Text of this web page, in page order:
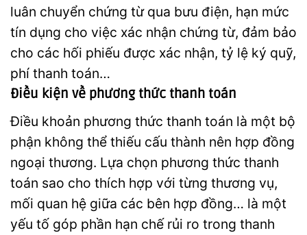
luân chuyển chứng từ qua bưu điện, hạn mức
tín dụng cho việc xác nhận chứng từ, đảm bảo
cho các hối phiếu được xác nhận, tỷ lệ ký quỹ,
phí thanh toán…
Điều kiện về phương thức thanh toán
Điều khoản phương thức thanh toán là một bộ
phận không thể thiếu cấu thành nên hợp đồng
ngoại thương. Lựa chọn phương thức thanh
toán sao cho thích hợp với từng thương vụ,
mối quan hệ giữa các bên hợp đồng… là một
yếu tố góp phần hạn chế rủi ro trong thanh